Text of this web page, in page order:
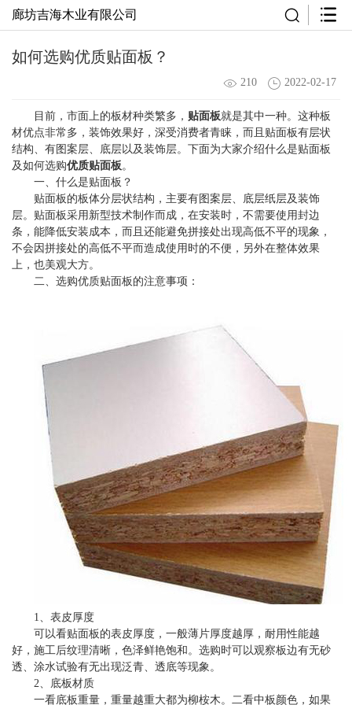
廊坊吉海木业有限公司
如何选购优质贴面板？
210 2022-02-17
目前，市面上的板材种类繁多， 贴面板就是其中一种。这种板
材优点非常多，装饰效果好，深受消费者青睐，而且贴面板有层状
结构、有图案层、底层以及装饰层。下面为大家介绍什么是贴面板
及如何选购优质贴面板 。
一、什么是贴面板？
贴面板的板体分层状结构，主要有图案层、底层纸层及装饰
层。贴面板采用新型技术制作而成，在安装时，不需要使用封边
条，能降低安装成本，而且还能避免拼接处出现高低不平的现象，
不会因拼接处的高低不平而造成使用时的不便，另外在整体效果
上，也美观大方。
二、选购优质贴面板的注意事项：
1、表皮厚度
可以看贴面板的表皮厚度，一般薄片厚度越厚，耐用性能越
好，施工后纹理清晰，色泽鲜艳饱和。选购时可以观察板边有无砂
透、涂水试验有无出现泛青、透底等现象。
2、底板材质
一看底板重量，重量越重大都为柳桉木。二看中板颜色，如果